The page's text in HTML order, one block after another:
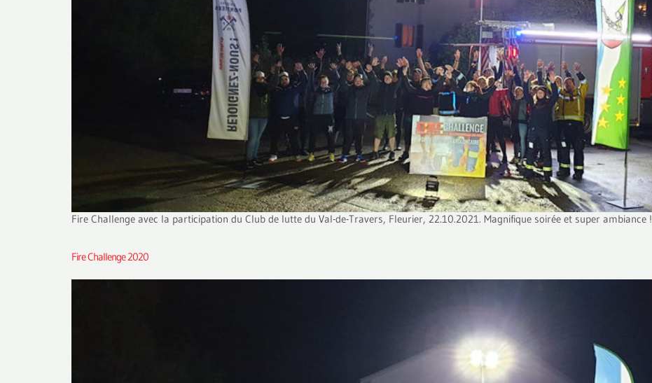
Fire Challenge avec la participation du Club de lutte du Val-de-Travers, Fleurier, 22.10.2021. Magnifique soirée et super ambiance !
Fire Challenge 2020